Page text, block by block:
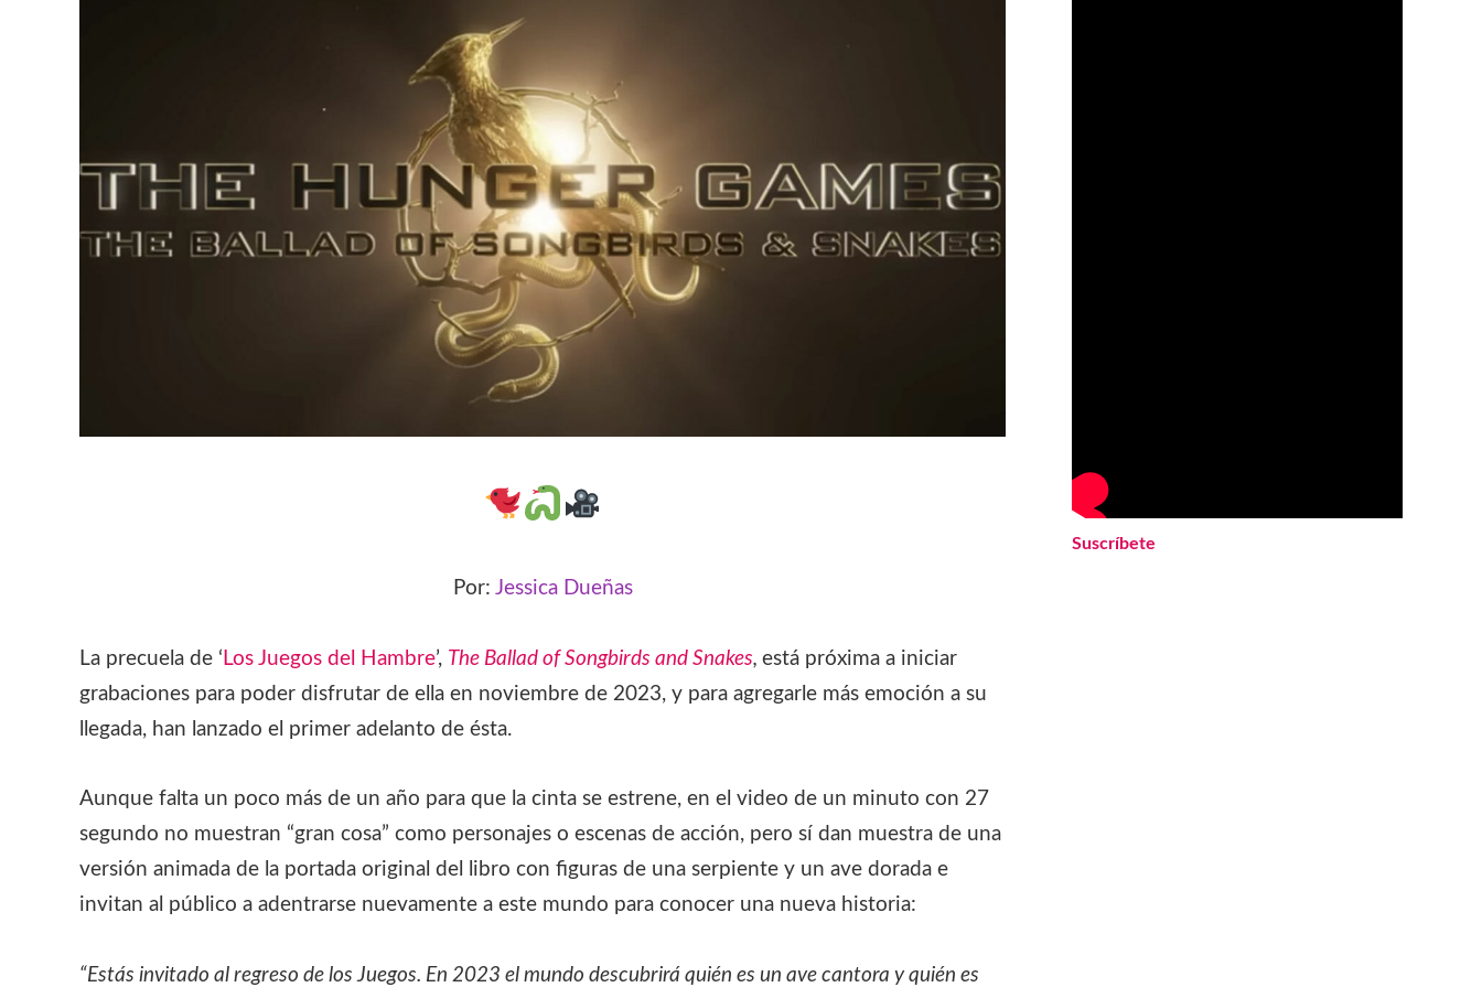
Por: Jessica Dueñas
La precuela de ‘ Los Juegos del Hambre’, The Ballad of Songbirds and Snakes, está próxima a iniciar
grabaciones para poder disfrutar de ella en noviembre de 2023, y para agregarle más emoción a su
llegada, han lanzado el primer adelanto de ésta.
Aunque falta un poco más de un año para que la cinta se estrene, en el video de un minuto con 27
segundo no muestran “gran cosa” como personajes o escenas de acción, pero sí dan muestra de una
versión animada de la portada original del libro con figuras de una serpiente y un ave dorada e
invitan al público a adentrarse nuevamente a este mundo para conocer una nueva historia:
“Estás invitado al regreso de los Juegos. En 2023 el mundo descubrirá quién es un ave cantora y quién es
Suscríbete